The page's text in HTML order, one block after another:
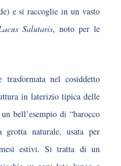
e si raccoglie in un vasto
Salutaris, noto per le
nel cosiddetto
in laterizio tipica delle
bell’esempio di “barocco
grotta naturale, usata per
estivi. Si tratta di un